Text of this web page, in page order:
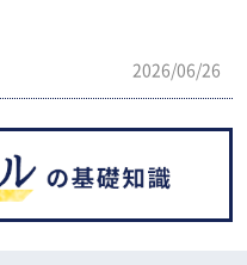
2026/06/26